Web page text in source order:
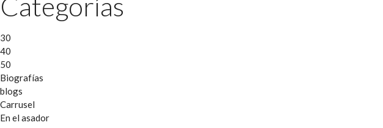
30
40
50
Biografías
blogs
Carrusel
En el asador